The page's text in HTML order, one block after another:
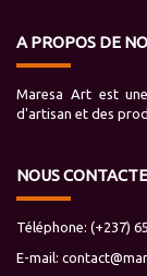
A PROPOS DE
Maresa Art est
d'artisan et des
NOUS
Téléphone: (+237)
E-mail: